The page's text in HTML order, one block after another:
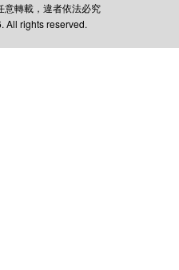
意轉載，違者依法必究
All rights reserved.